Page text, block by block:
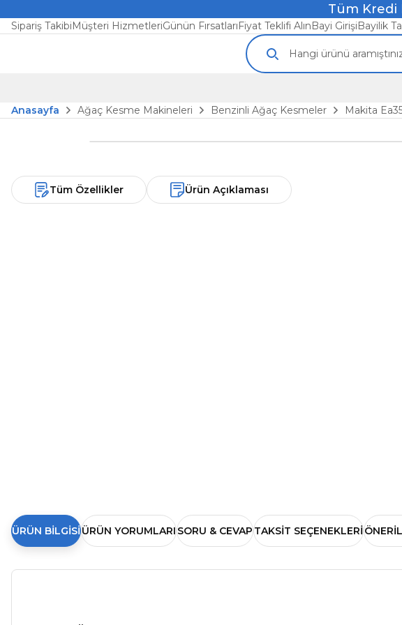
Tüm Kredi
Sipariş TakibiMüşteri HizmetleriGünün FırsatlarıFiyat Teklifi AlınBayi GirişiBayilik
Anasayfa
Ağaç Kesme Makineleri Benzinli Ağaç Kesmeler Makita
Tüm Özellikler Ürün Açıklaması
ÜRÜN BILGISI ÜRÜN YORUMLARISORU & CEVAPTAKSIT SEÇENEKLERI